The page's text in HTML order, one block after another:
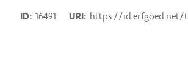
ID 16491 URI https://id.erfgoed.net/